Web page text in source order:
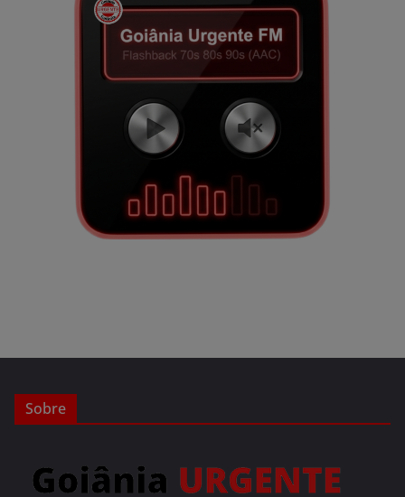
Sobre